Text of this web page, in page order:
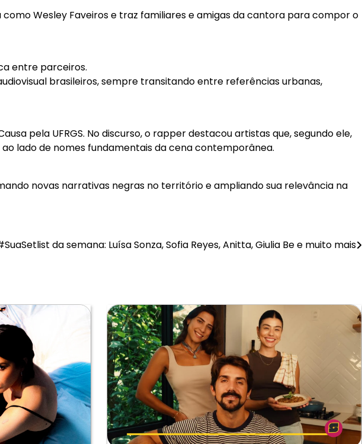
Wesley Faveiros e traz familiares e amigas da cantora para compor o
entre parceiros.
brasileiros, sempre transitando entre referências urbanas,
pela UFRGS. No discurso, o rapper destacou artistas que, segundo ele,
ao lado de nomes fundamentais da cena contemporânea.
novas narrativas negras no território e ampliando sua relevância na
da semana: Luísa Sonza, Sofia Reyes, Anitta, Giulia Be e muito mais